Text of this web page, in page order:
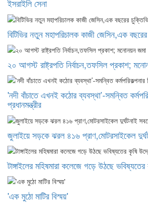
ইসরাইলি সেনা
বিটিভির নতুন মহাপরিচালক কাজী জেসিন,এক
২০ আগস্ট রাষ্ট্রপতি নির্বাচন,তফসিল প্রকাশ;
'নদী বাঁচাতে এখনই কঠোর ব্যবস্থা’-সমন্বিত
প্রধানমন্ত্রীর
জুলাইয়ে সড়কে ঝরল ৪১৬ প্রাণ,মোটরসাইকেল
টাঙ্গাইলের মহিষমারা কলেজে গড়ে উঠছে
'এক মুঠো মাটির বিস্ময়'